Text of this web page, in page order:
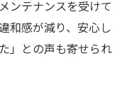
ンテナンスを受けて
和感が減り、安心し
」との声も寄せられ